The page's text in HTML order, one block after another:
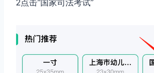
2点击“国家司法考试”